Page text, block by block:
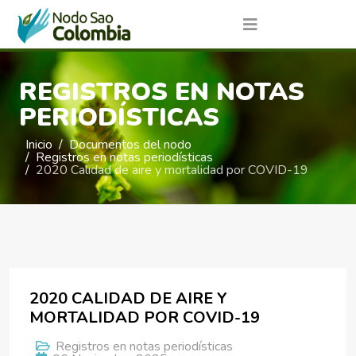
REGISTROS EN NOTAS
PERIODÍSTICAS
Inicio Documentos del nodo
Registros en notas periodísticas
2020 Calidad de aire y mortalidad por COVID-19
2020 CALIDAD DE AIRE Y
MORTALIDAD POR COVID-19
Registros en notas periodísticas